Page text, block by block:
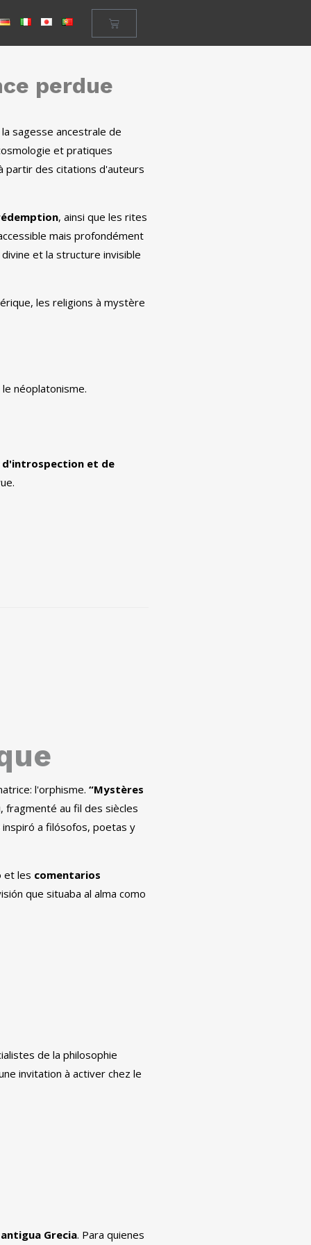
perdue
sagesse ancestrale de
et pratiques
partir des citations d'auteurs
, ainsi que les rites
mais profondément
et la structure invisible
les religions à mystère
néoplatonisme.
d'introspection et de
l'orphisme. “Mystères
au fil des siècles
a filósofos, poetas y
et les comentarios
que situaba al alma como
de la philosophie
invitation à activer chez le
Grecia. Para quienes